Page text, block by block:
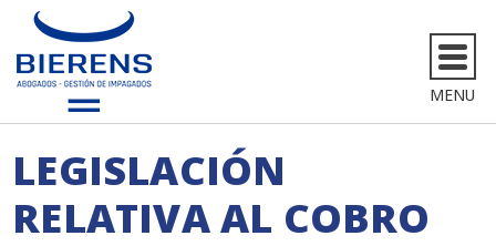
MENU
LEGISLACIÓN
RELATIVA AL COBRO